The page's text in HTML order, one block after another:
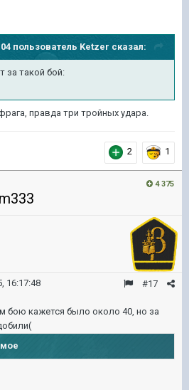
пользователь Ketzer сказал:
за такой бой:
правда три тройных удара.
2 1
4 375
#17
16:17:48
бою кажется было около 40, но за